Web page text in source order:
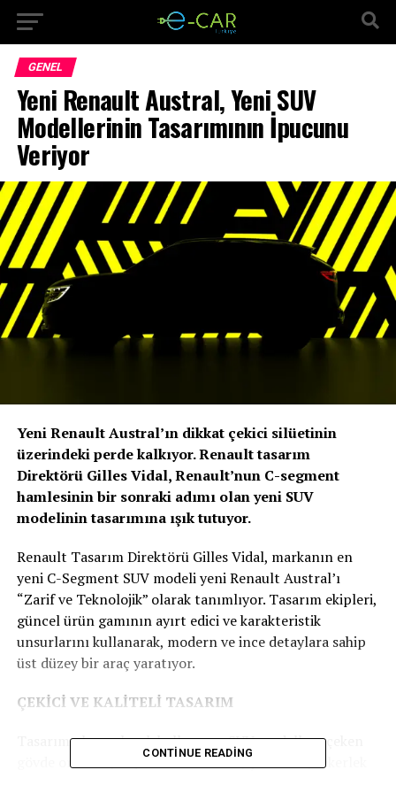
GENEL
Yeni Renault Austral, Yeni SUV
Modellerinin Tasarımının İpucunu
Veriyor
Yeni Renault Austral’ın dikkat çekici silüetinin
üzerindeki perde kalkıyor. Renault tasarım
Direktörü Gilles Vidal, Renault’nun C-segment
hamlesinin bir sonraki adımı olan yeni SUV
modelinin tasarımına ışık tutuyor.
Renault Tasarım Direktörü Gilles Vidal, markanın en
yeni C-Segment SUV modeli yeni Renault Austral’ı
“Zarif ve Teknolojik” olarak tanımlıyor. Tasarım ekipleri,
güncel ürün gamının ayırt edici ve karakteristik
unsurlarını kullanarak, modern ve ince detaylara sahip
üst düzey bir araç yaratıyor.
ÇEKİCİ VE KALİTELİ TASARIM
Tasarımcılar, pek çok kullanıcıyı SUV modellere çeken
gövde oranları, boyut oranlamaları, çıkıntılar, tekerlek
CONTINUE READING